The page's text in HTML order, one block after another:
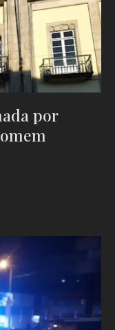
por